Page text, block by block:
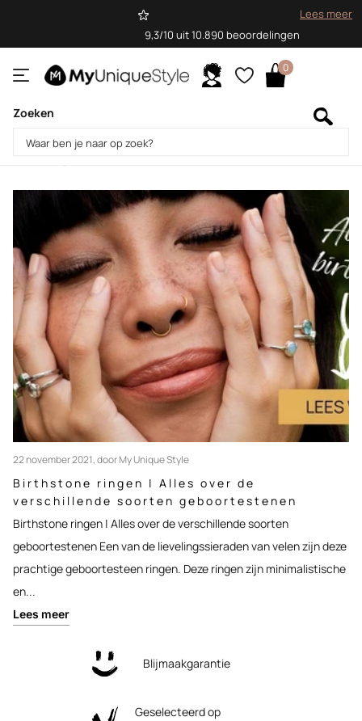
9,3/10 uit 10.890 beoordelingen
Lees meer
Zoeken
0
Homepage
Blog
22 november 2021, door My Unique Style
Birthstone ringen | Alles over de
verschillende soorten geboortestenen
Birthstone ringen | Alles over de verschillende soorten
geboortestenen Een van de lievelingssieraden van velen zijn deze
prachtige geboortesteen ringen. Deze ringen zijn minimalistische
en...
Lees meer
Blijmaakgarantie
Geselecteerd op